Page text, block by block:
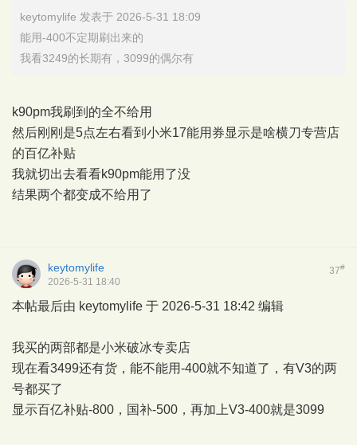
keytomylife 发表于 2026-5-31 18:09
能用-400不定期刷出来的
我看3249的长期有，3099的偶尔有
k90pm我刷到的全不给用
然后刚刚是5点左右看到小米17能用券显示是啥横刀专营店
的百亿补贴
我就切出去看看k90pm能用了没
结果两个都变成不给用了
37#
keytomylife
2026-5-31 18:40
本帖最后由 keytomylife 于 2026-5-31 18:42 编辑
我买的两部都是小米破冰专卖店
现在看3499还有货，能不能用-400就不知道了，有V3的两
号都买了
显示百亿补贴-800，国补-500，再加上V3-400就是3099